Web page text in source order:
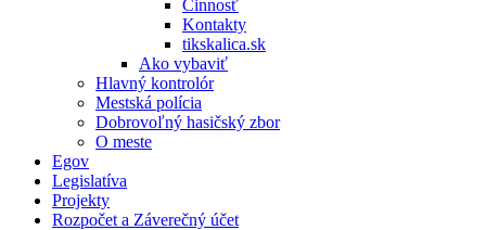
Činnosť
Kontakty
tikskalica.sk
Ako vybaviť
Hlavný kontrolór
Mestská polícia
Dobrovoľný hasičský zbor
O meste
Egov
Legislatíva
Projekty
Rozpočet a Záverečný účet